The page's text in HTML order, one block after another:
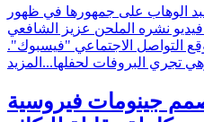
الوهاب على جمهورها في ظهور
نشره الملحن عزيز الشافعي
التواصل الاجتماعي "فيسبوك".
تجري البروفات لحفلها... المزيد
جينومات فيروسية